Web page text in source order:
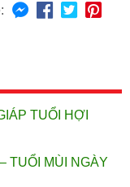
TUỔI HỢI
TUỔI MÙI NGÀY